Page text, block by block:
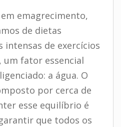
emagrecimento,
de dietas
de exercícios
fator essencial
a água. O
por cerca de
esse equilíbrio é
que todos os